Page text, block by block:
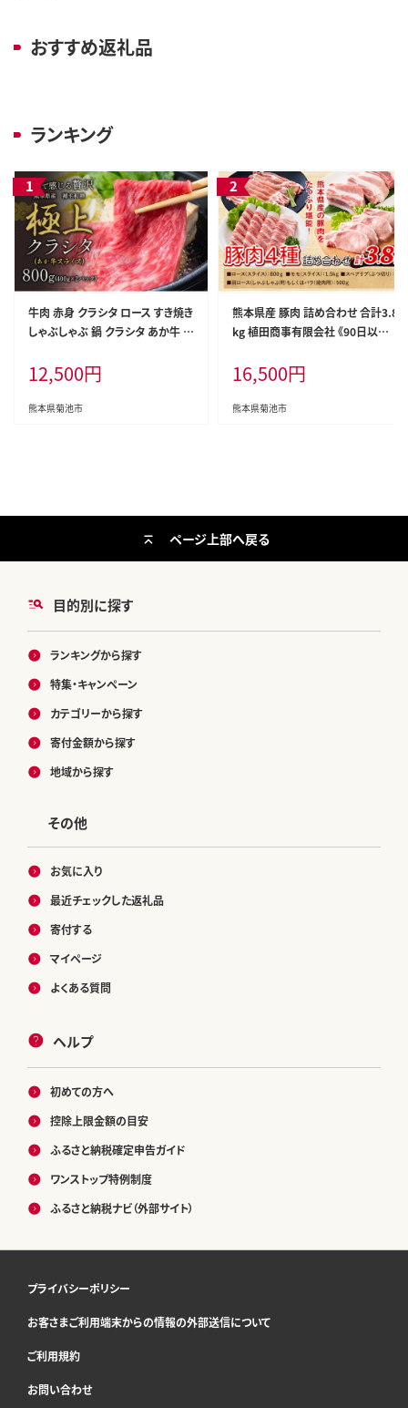
おすすめ返礼品
ランキング
牛肉 赤身 クラシタ ロース すき焼き
しゃぶしゃぶ 鍋 クラシタ あか牛 送
00g クラシタ あか牛 赤牛 あかうし
《7-14日以内に出荷予定(土日祝除
く)》九州 食品 お取り寄せ---300-54
12,500円
熊本県菊池市
熊本県産 豚肉 詰め合わせ 合計3.8
kg 植田商事有限会社 《90日以内
菊池市 ローススライス 肩ロースし
ゃぶしゃぶ用もしくはバラ焼肉用
モモスライス スペアリブ 詰め合わ
16,500円
熊本県菊池市
目的別に探す
ランキングから探す
特集・キャンペーン
カテゴリーから探す
寄付金額から探す
地域から探す
その他
お気に入り
最近チェックした返礼品
寄付する
マイページ
よくある質問
ヘルプ
初めての方へ
控除上限金額の目安
ふるさと納税確定申告ガイド
ワンストップ特例制度
ふるさと納税ナビ（外部サイト）
ページ上部へ戻る
プライバシーポリシー
お客さまご利用端末からの情報の外部送信について
ご利用規約
お問い合わせ